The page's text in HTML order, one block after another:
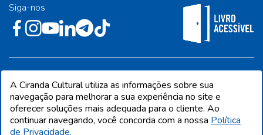
Siga-nos
Industrial - Jandira/SP - CEP 06612-001
A Ciranda Cultural utiliza as informações sobre sua
navegação para melhorar a sua experiência no site e
oferecer soluções mais adequada para o cliente. Ao
continuar navegando, você concorda com a nossa Política
de Privacidade.